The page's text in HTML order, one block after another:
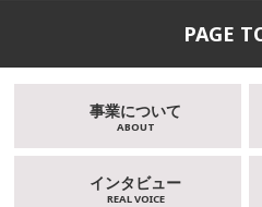
PAGE
事業について
ABOUT
インタビュー
REAL VOICE